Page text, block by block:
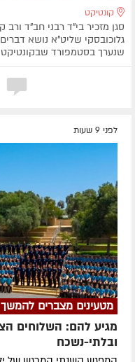
קונטיקט
סגן מזכיר בי"ד רבני חב"ד
גלוכובסקי שליט"א נושא
שנערך בסטמפורד שבקונטיקט
לפני 9 שעות
מטעינים מצברים
מגיע להם: השלוחים
ובלתי-נשכח